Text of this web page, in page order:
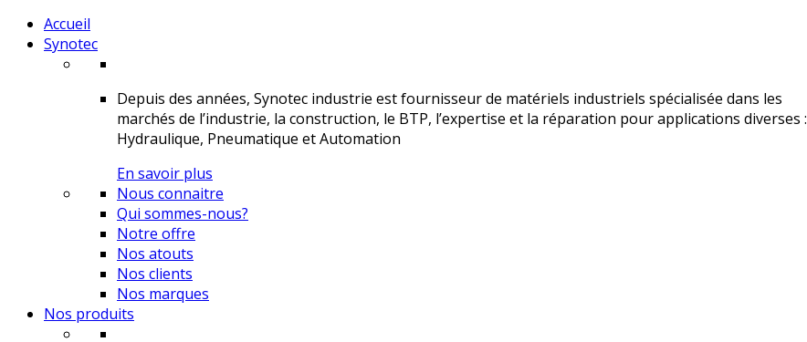
Accueil
Synotec
Depuis des années, Synotec industrie est fournisseur de matériels industriels spécialisée dans les
marchés de l’industrie, la construction, le BTP, l’expertise et la réparation pour applications diverses :
Hydraulique, Pneumatique et Automation
En savoir plus
Nous connaitre
Qui sommes-nous?
Notre offre
Nos atouts
Nos clients
Nos marques
Nos produits